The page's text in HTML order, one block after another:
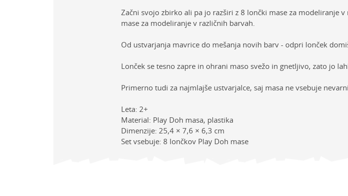
Začni svojo zbirko ali pa jo razširi z 8 lončki mase za modeliranje
mase za modeliranje v različnih barvah.
Od ustvarjanja mavrice do mešanja novih barv - odpri lonček
Lonček se tesno zapre in ohrani maso svežo in gnetljivo, zato jo
Primerno tudi za najmlajše ustvarjalce, saj masa ne vsebuje
Leta: 2+
Material: Play Doh masa, plastika
Dimenzije: 25,4 × 7,6 × 6,3 cm
Set vsebuje: 8 lončkov Play Doh mase